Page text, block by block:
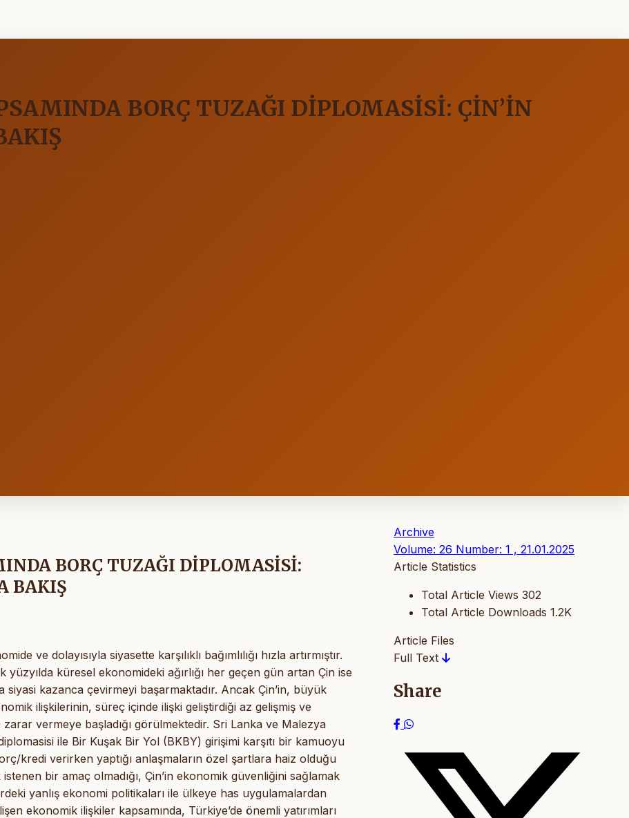
BORÇ TUZAĞI DİPLOMASİSİ: ÇİN’İN
BORÇ TUZAĞI DİPLOMASİSİ:
BAKIŞ
ve dolayısıyla siyasette karşılıklı bağımlılığı hızla artırmıştır.
yüzyılda küresel ekonomideki ağırlığı her geçen gün artan Çin ise
siyasi kazanca çevirmeyi başarmaktadır. Ancak Çin’in, büyük
ilişkilerinin, süreç içinde ilişki geliştirdiği az gelişmiş ve
vermeye başladığı görülmektedir. Sri Lanka ve Malezya
ile Bir Kuşak Bir Yol (BKBY) girişimi karşıtı bir kamuoyu
kredi verirken yaptığı anlaşmaların özel şartlara haiz olduğu
bir amaç olmadığı, Çin’in ekonomik güvenliğini sağlamak
yanlış ekonomi politikaları ile ülkeye has uygulamalardan
ekonomik ilişkiler kapsamında, Türkiye’de önemli yatırımları
Archive
Volume: 26 Number: 1 , 21.01.2025
Article Statistics
Total Article Views 302
Total Article Downloads 1.2K
Article Files
Full Text
Share